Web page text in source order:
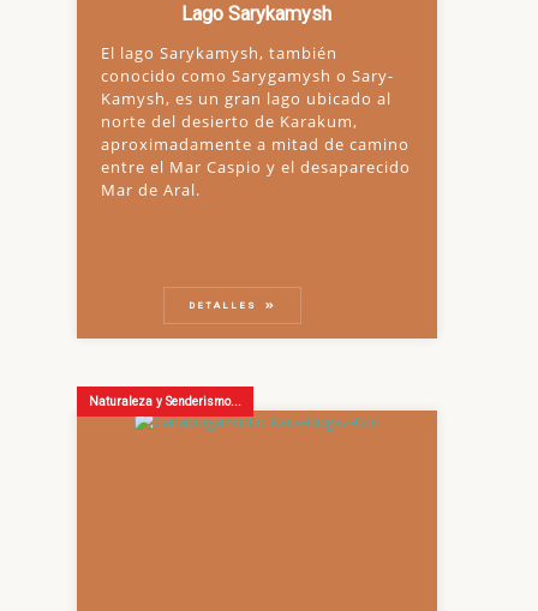
Lago Sarykamysh
El lago Sarykamysh, también
conocido como Sarygamysh o Sary-
Kamysh, es un gran lago ubicado al
norte del desierto de Karakum,
aproximadamente a mitad de camino
entre el Mar Caspio y el desaparecido
Mar de Aral.
DETALLES
Naturaleza y Senderismo...